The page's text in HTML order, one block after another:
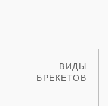
ВИДЫ
БРЕКЕТОВ